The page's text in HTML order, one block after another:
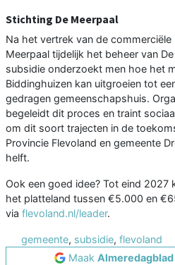
Stichting De Meerpaal
Na het vertrek van de
Meerpaal tijdelijk het beheer van
subsidie onderzoekt men hoe het
Biddinghuizen kan uitgroeien tot
gedragen gemeenschapshuis.
begeleidt dit proces en traint
om dit soort trajecten in de
Provincie Flevoland en gemeente
helft.
Ook een goed idee? Tot eind
het platteland tussen €5.000 en
via flevoland.nl/leader.
gemeente, subsidie, flevoland
Maak Almeredagblad